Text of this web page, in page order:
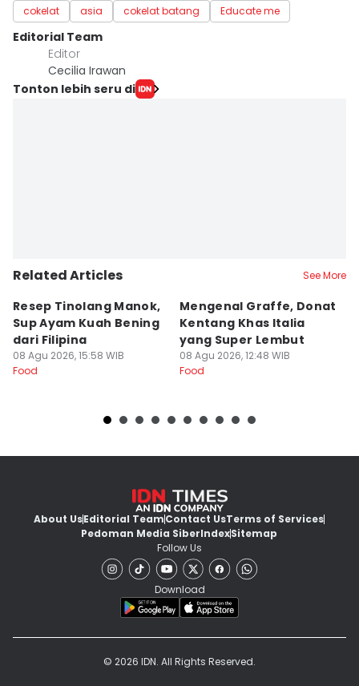
cokelat asia cokelat batang Educate me
Editorial Team
Editor
Cecilia Irawan
Tonton lebih seru di
Related Articles See More
Resep Tinolang Manok,
Sup Ayam Kuah Bening
dari Filipina
08 Agu 2026, 15:58 WIB
Food
Mengenal Graffe, Donat
Kentang Khas Italia
yang Super Lembut
08 Agu 2026, 12:48 WIB
Food
About UsEditorial TeamContact UsTerms of Services
Pedoman Media SiberIndexSitemap
Follow Us
Download
© 2026 IDN. All Rights Reserved.